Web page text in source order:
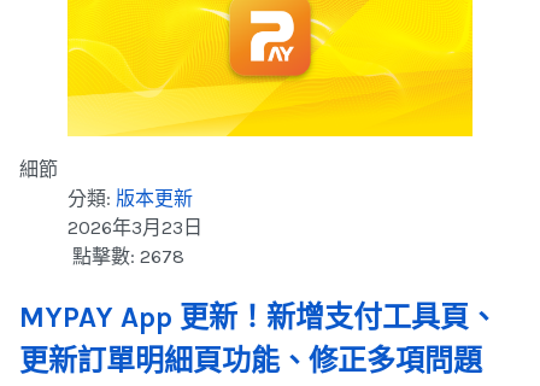
細節
分類: 版本更新
2026年3月23日
點擊數: 2678
MYPAY App 更新！新增支付工具頁、
更新訂單明細頁功能、修正多項問題